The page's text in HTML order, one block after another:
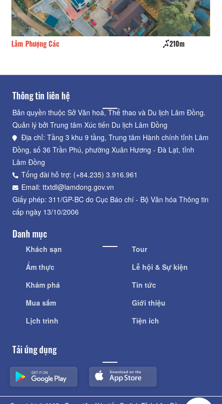
Lâm Phượng Các 210m
Thông tin liên hệ
Bản quyền thuộc Sở Văn hoá, Thể thao và Du lịch Lâm Đồng.
Quản lý bởi Trung tâm Xúc tiến Du lịch Lâm Đồng
Địa chỉ: Tầng 3 khu 9 tầng, Trung tâm Hành chính tỉnh Lâm
Đồng, số 36 Trần Phú, phường Xuân Hương - Đà Lạt, tỉnh
Lâm Đồng
Tổng đài hỗ trợ: (+84.235) 3.916.961
Email: ttxtdl@lamdong.gov.vn
Giấy phép: 311/GP-BC do Cục Báo chí - Bộ Văn hóa Thông tin
cấp ngày 13/10/2006
Danh mục
Khách sạn
Ẩm thực
Khám phá
Mua sắm
Lịch trình
Tour
Lễ hội & Sự kiện
Tin tức
Giới thiệu
Tiện ích
Tải ứng dụng